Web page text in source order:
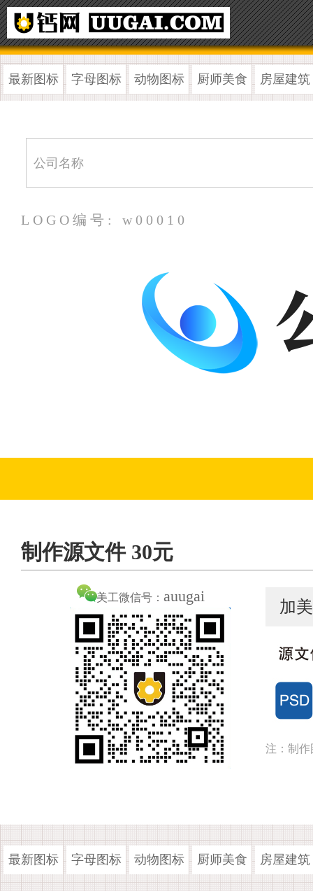
最新图标 字母图标 动物图标 厨师美食 房屋建筑
LOGO编号: w00010
制作源文件 30元
美工微信号： auugai
加
注：制作
最新图标 字母图标 动物图标 厨师美食 房屋建筑